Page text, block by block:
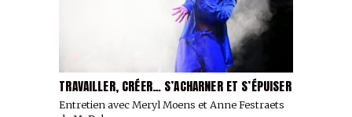
TRAVAILLER, CRÉER… S’ACHARNER ET S’ÉPUISER
Entretien avec Meryl Moens et Anne Festraets